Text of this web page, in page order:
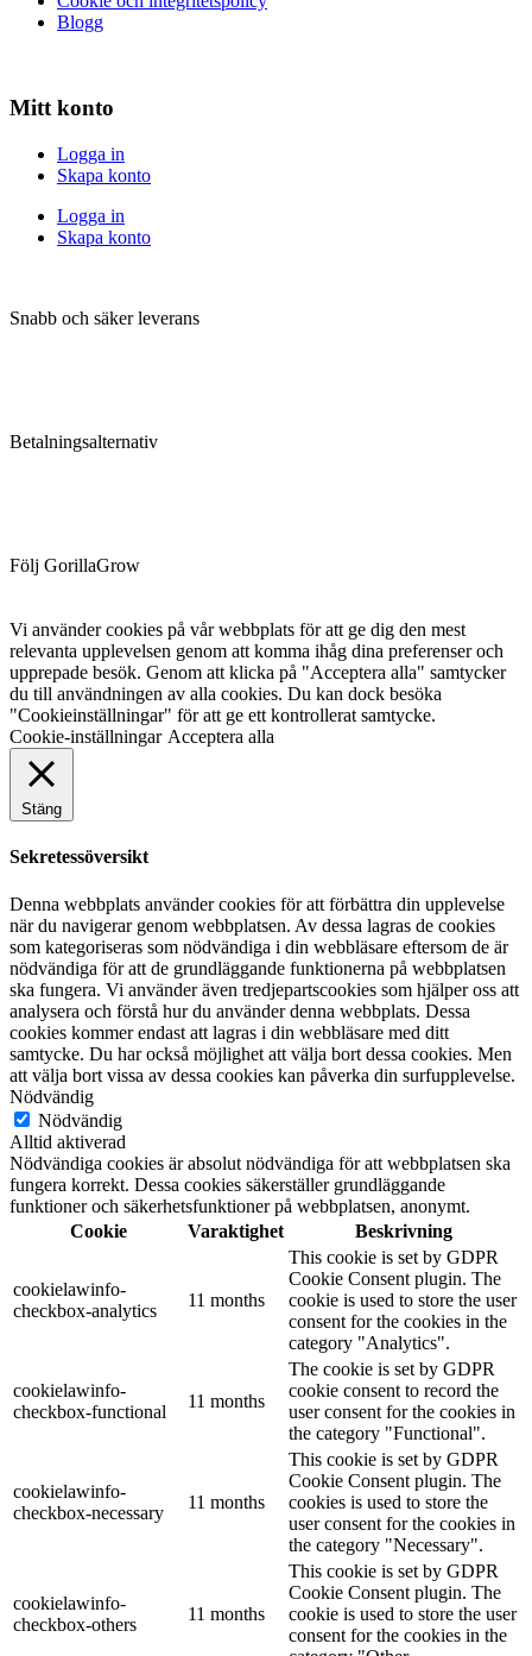
Blogg
Mitt konto
Logga in
Skapa konto
Logga in
Skapa konto
Snabb och säker leverans
Betalningsalternativ
Följ GorillaGrow
Vi använder cookies på vår webbplats för att ge dig den mest
relevanta upplevelsen genom att komma ihåg dina preferenser och
upprepade besök. Genom att klicka på "Acceptera alla" samtycker
du till användningen av alla cookies. Du kan dock besöka
"Cookieinställningar" för att ge ett kontrollerat samtycke.
Cookie-inställningar Acceptera alla
Stäng
Sekretessöversikt
Denna webbplats använder cookies för att förbättra din upplevelse
när du navigerar genom webbplatsen. Av dessa lagras de cookies
som kategoriseras som nödvändiga i din webbläsare eftersom de är
nödvändiga för att de grundläggande funktionerna på webbplatsen
ska fungera. Vi använder även tredjepartscookies som hjälper oss att
analysera och förstå hur du använder denna webbplats. Dessa
cookies kommer endast att lagras i din webbläsare med ditt
samtycke. Du har också möjlighet att välja bort dessa cookies. Men
att välja bort vissa av dessa cookies kan påverka din surfupplevelse.
Nödvändig
Nödvändig
Alltid aktiverad
Nödvändiga cookies är absolut nödvändiga för att webbplatsen ska
fungera korrekt. Dessa cookies säkerställer grundläggande
funktioner och säkerhetsfunktioner på webbplatsen, anonymt.
Cookie
Varaktighet Beskrivning
cookielawinfo-
checkbox-analytics
11 months
This cookie is set by GDPR
Cookie Consent plugin. The
cookie is used to store the user
consent for the cookies in the
category "Analytics".
cookielawinfo-
checkbox-functional
11 months
The cookie is set by GDPR
cookie consent to record the
user consent for the cookies in
the category "Functional".
cookielawinfo-
checkbox-necessary
11 months
This cookie is set by GDPR
Cookie Consent plugin. The
cookies is used to store the
user consent for the cookies in
the category "Necessary".
cookielawinfo-
checkbox-others
11 months
This cookie is set by GDPR
Cookie Consent plugin. The
cookie is used to store the user
consent for the cookies in the